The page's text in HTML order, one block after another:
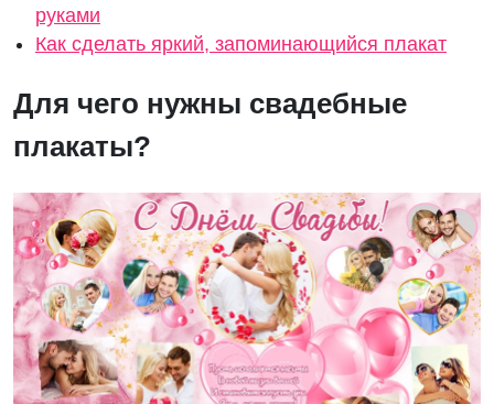
руками
Как сделать яркий, запоминающийся плакат
Для чего нужны свадебные
плакаты?